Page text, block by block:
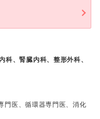
科、腎臓内科、整形外科、
門医、循環器専門医、消化